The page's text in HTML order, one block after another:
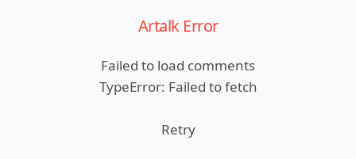
Artalk Error
Failed to load comments
TypeError: Failed to fetch
Retry